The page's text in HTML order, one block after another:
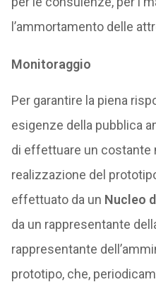
l’ammortamento delle
Monitoraggio
Per garantire la piena
esigenze della pubblica
di effettuare un costante
realizzazione del
effettuato da un Nucleo
da un rappresentante
rappresentante
prototipo, che,